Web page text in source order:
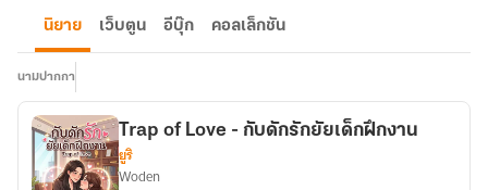
นิยาย เว็บตูน อีบุ๊ก คอลเล็กชัน
นามปากกา
Trap of Love - กับดักรักยัยเด็กฝึกงาน
ยูริ
Woden